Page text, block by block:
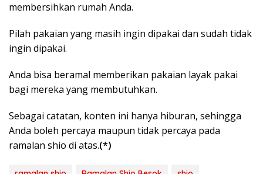
membersihkan rumah Anda.
Pilah pakaian yang masih ingin dipakai dan sudah tidak
ingin dipakai.
Anda bisa beramal memberikan pakaian layak pakai
bagi mereka yang membutuhkan.
Sebagai catatan, konten ini hanya hiburan, sehingga
Anda boleh percaya maupun tidak percaya pada
ramalan shio di atas.(*)